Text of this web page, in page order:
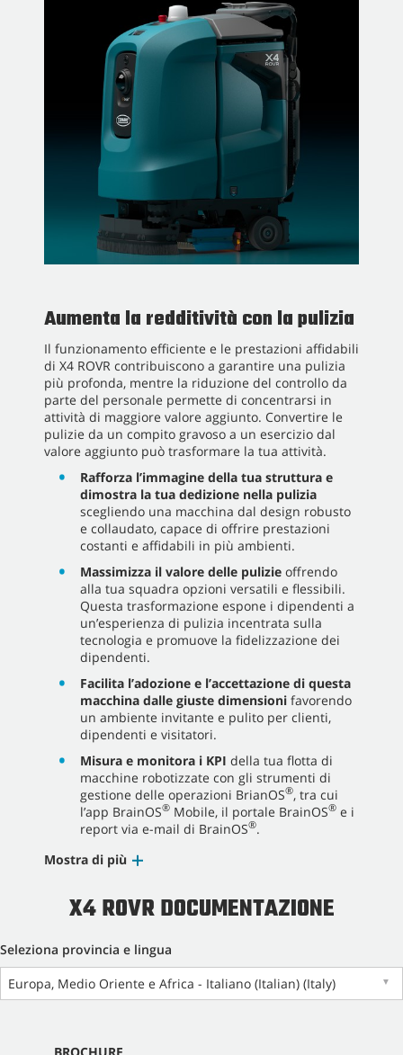
Aumenta la redditività con la pulizia
Il funzionamento efficiente e le prestazioni affidabili
di X4 ROVR contribuiscono a garantire una pulizia
più profonda, mentre la riduzione del controllo da
parte del personale permette di concentrarsi in
attività di maggiore valore aggiunto. Convertire le
pulizie da un compito gravoso a un esercizio dal
valore aggiunto può trasformare la tua attività.
Rafforza l’immagine della tua struttura e
dimostra la tua dedizione nella pulizia
scegliendo una macchina dal design robusto
e collaudato, capace di offrire prestazioni
costanti e affidabili in più ambienti.
Massimizza il valore delle pulizie offrendo
alla tua squadra opzioni versatili e flessibili.
Questa trasformazione espone i dipendenti a
un’esperienza di pulizia incentrata sulla
tecnologia e promuove la fidelizzazione dei
dipendenti.
Facilita l’adozione e l’accettazione di questa
macchina dalle giuste dimensioni favorendo
un ambiente invitante e pulito per clienti,
dipendenti e visitatori.
Misura e monitora i KPI della tua flotta di
macchine robotizzate con gli strumenti di
gestione delle operazioni BrianOS®, tra cui
l’app BrainOS® Mobile, il portale BrainOS® e i
report via e-mail di BrainOS®.
Mostra di più
X4 ROVR DOCUMENTAZIONE
Seleziona provincia e lingua
Europa, Medio Oriente e Africa - Italiano (Italian) (Italy)
▼
BROCHURE